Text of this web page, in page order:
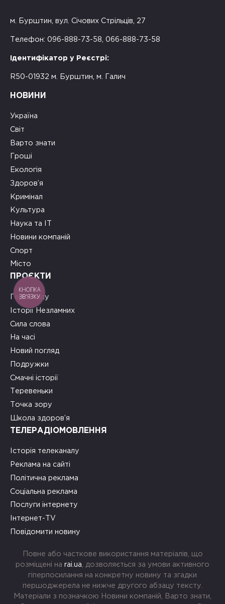
м. Бурштин, вул. Січових Стрільців, 27
Телефон: 096-888-73-58, 066-888-73-58
Ідентифікатор у Реєстрі:
R50-01932 м. Бурштин, м. Галич
НОВИНИ
Україна
Світ
Варто знати
Гроші
Екологія
Здоров’я
Кримінал
Культура
Наука та ІТ
Новини компаній
Спорт
Місто
ПРОЄКТИ
Герої тилу
Історії Незламних
Сила слова
На часі
Новий погляд
Подружки
Смачні історії
Теревеньки
Точка зору
Школа здоров’я
ТЕЛЕРАДІОМОВЛЕННЯ
Історія телеканалу
Реклама на сайті
Політична реклама
Соціальна реклама
Послуги інтернету
Інтернет-TV
Повідомити новину
Повне або часткове використання матеріалів, що
розміщені на rai.ua , дозволяється за умови активного
гіперпосилання на конкретну новину та згадки
першоджерела не нижче другого абзацу тексту.
Матеріали з позначкою Новини компаній, Варто знати,
КНОПКА
ЗВ'ЯЗКУ